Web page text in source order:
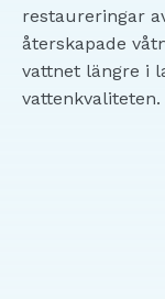
restaureringar
återskapade
vattnet längre i
vattenkvaliteten.